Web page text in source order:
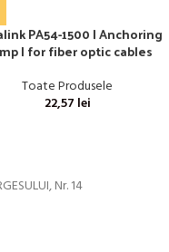
PA54-1500 | Anchoring
| for fiber optic cables
Toate Produsele
22,57 lei
Nr. 14